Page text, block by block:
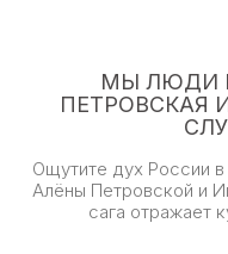
МЫ ЛЮДИ
ПЕТРОВСКАЯ
Ощутите дух России
Алёны Петровской и
сага отражает